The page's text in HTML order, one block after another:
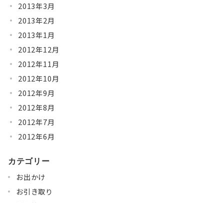
2013年3月
2013年2月
2013年1月
2012年12月
2012年11月
2012年10月
2012年9月
2012年8月
2012年7月
2012年6月
カテゴリー
お出かけ
お引き取り